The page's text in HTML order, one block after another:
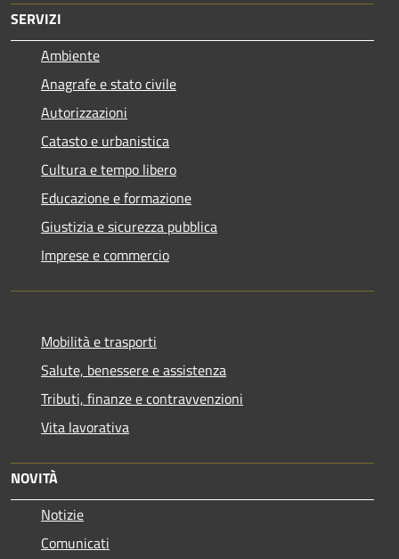
SERVIZI
Ambiente
Anagrafe e stato civile
Autorizzazioni
Catasto e urbanistica
Cultura e tempo libero
Educazione e formazione
Giustizia e sicurezza pubblica
Imprese e commercio
Mobilità e trasporti
Salute, benessere e assistenza
Tributi, finanze e contravvenzioni
Vita lavorativa
NOVITÀ
Notizie
Comunicati